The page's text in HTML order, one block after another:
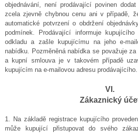
objednávání, není prodávající povinen
zcela zjevně chybnou cenu ani v případě,
automatické potvrzení o obdržení
podmínek. Prodávající informuje
odkladu a zašle kupujícímu na jeho e-
nabídku. Pozměněná nabídka se považuje
a kupní smlouva je v takovém případě
kupujícím na e-mailovou adresu prodávajícího.
VI.
Zákaznický
1.
Na základě registrace kupujícího
může kupující přistupovat do svého